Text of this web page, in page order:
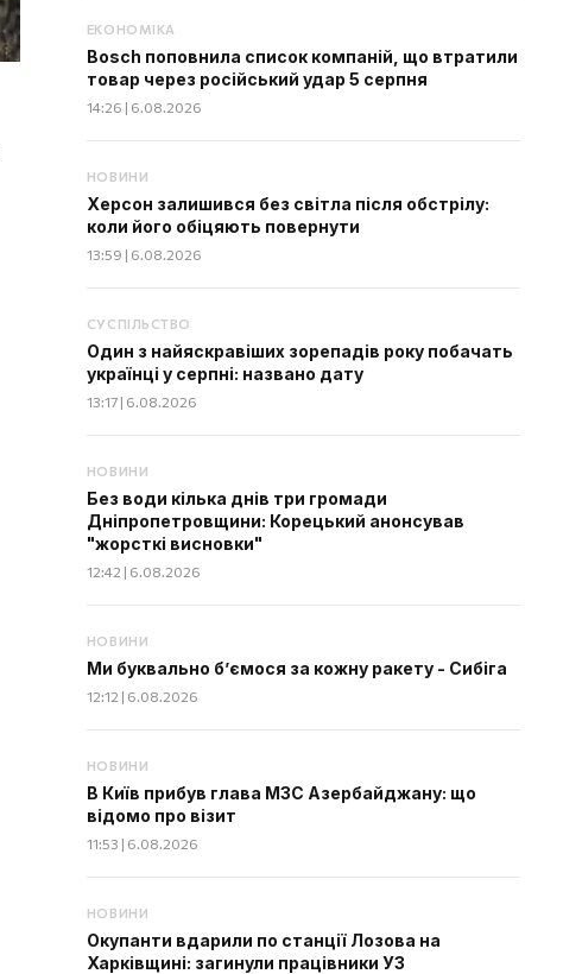
ЕКОНОМІКА
Bosch поповнила список компаній, що втратили
товар через російський удар 5 серпня
14:26 | 6.08.2026
НОВИНИ
Херсон залишився без світла після обстрілу:
коли його обіцяють повернути
13:59 | 6.08.2026
СУСПІЛЬСТВО
Один з найяскравіших зорепадів року побачать
українці у серпні: названо дату
13:17 | 6.08.2026
НОВИНИ
Без води кілька днів три громади
Дніпропетровщини: Корецький анонсував
"жорсткі висновки"
12:42 | 6.08.2026
НОВИНИ
Ми буквально б’ємося за кожну ракету - Сибіга
12:12 | 6.08.2026
НОВИНИ
В Київ прибув глава МЗС Азербайджану: що
відомо про візит
11:53 | 6.08.2026
НОВИНИ
Окупанти вдарили по станції Лозова на
Харківщині: загинули працівники УЗ